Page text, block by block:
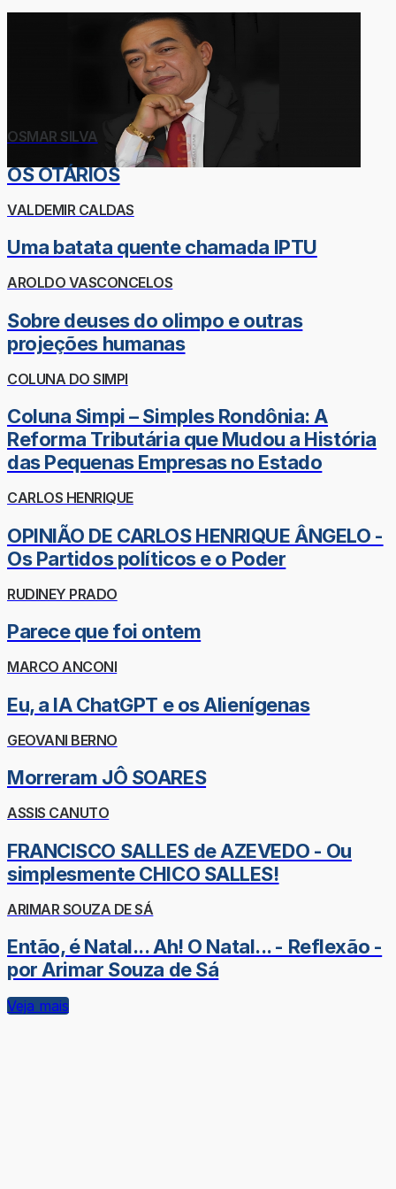
OSMAR SILVA
OS OTÁRIOS
VALDEMIR CALDAS
Uma batata quente chamada IPTU
AROLDO VASCONCELOS
Sobre deuses do olimpo e outras
projeções humanas
COLUNA DO SIMPI
Coluna Simpi – Simples Rondônia: A
Reforma Tributária que Mudou a História
das Pequenas Empresas no Estado
CARLOS HENRIQUE
OPINIÃO DE CARLOS HENRIQUE ÂNGELO -
Os Partidos políticos e o Poder
RUDINEY PRADO
Parece que foi ontem
MARCO ANCONI
Eu, a IA ChatGPT e os Alienígenas
GEOVANI BERNO
Morreram JÔ SOARES
ASSIS CANUTO
FRANCISCO SALLES de AZEVEDO - Ou
simplesmente CHICO SALLES!
ARIMAR SOUZA DE SÁ
Então, é Natal... Ah! O Natal... - Reflexão -
por Arimar Souza de Sá
Veja mais